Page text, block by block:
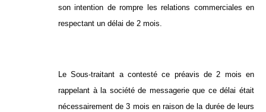
son intention de rompre les relations commerciales en
respectant un délai de 2 mois.
Le Sous-traitant a contesté ce préavis de 2 mois en
rappelant à la société de messagerie que ce délai était
nécessairement de 3 mois en raison de la durée de leurs